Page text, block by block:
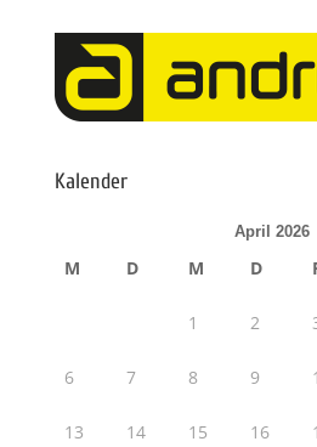
Kalender
April 2026
M D M D
1 2
6 7 8 9
13 14 15 16